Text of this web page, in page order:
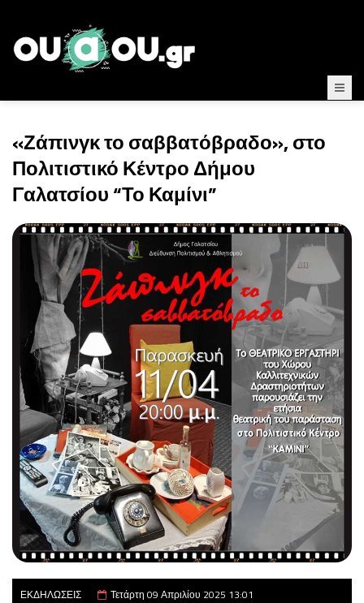
«Ζάπινγκ το σαββατόβραδο», στο
Πολιτιστικό Κέντρο Δήμου
Γαλατσίου “Το Καμίνι”
ΕΚΔΗΛΩΣΕΙΣ Τετάρτη 09 Απριλίου 2025 13:01